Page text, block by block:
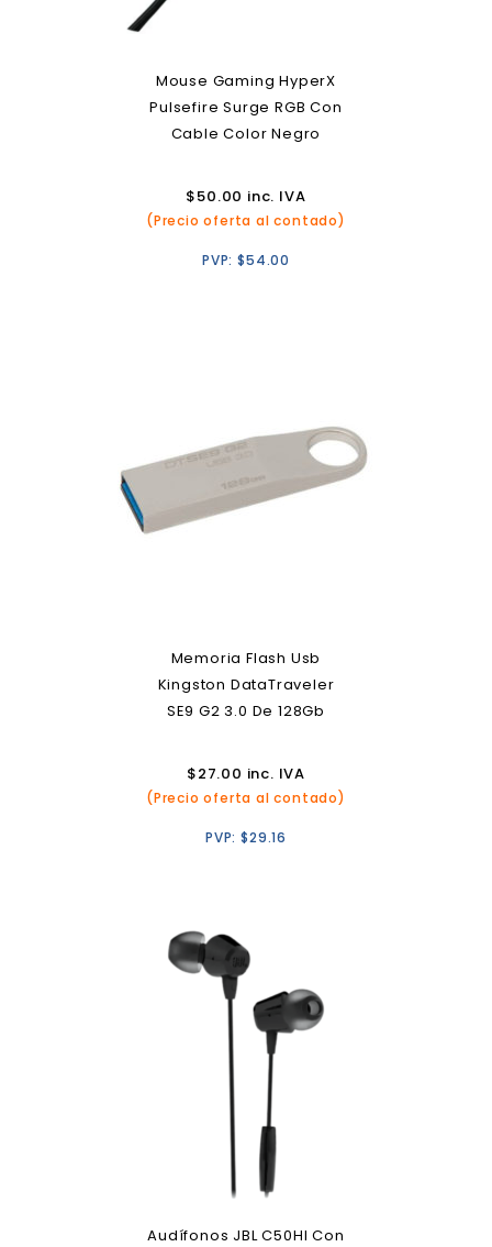
Mouse Gaming HyperX
Pulsefire Surge RGB Con
Cable Color Negro
$50.00 inc. IVA
(Precio oferta al contado)
PVP:$54.00
Memoria Flash Usb
Kingston DataTraveler
SE9 G2 3.0 De 128Gb
$27.00 inc. IVA
(Precio oferta al contado)
PVP:$29.16
Audífonos JBL C50HI Con